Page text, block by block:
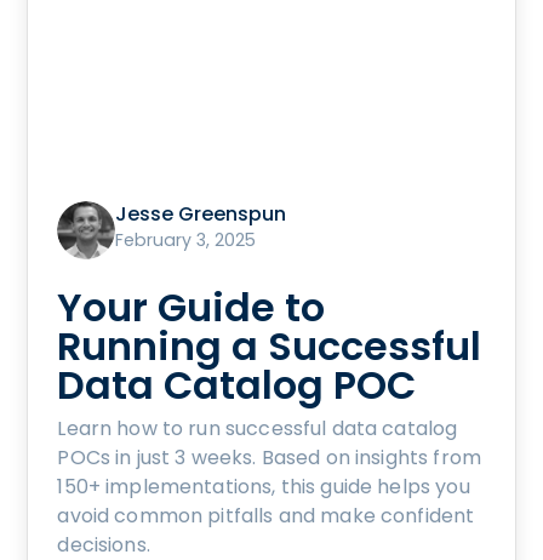
Jesse Greenspun
February 3, 2025
Your Guide to
Running a Successful
Data Catalog POC
Learn how to run successful data catalog
POCs in just 3 weeks. Based on insights from
150+ implementations, this guide helps you
avoid common pitfalls and make confident
decisions.